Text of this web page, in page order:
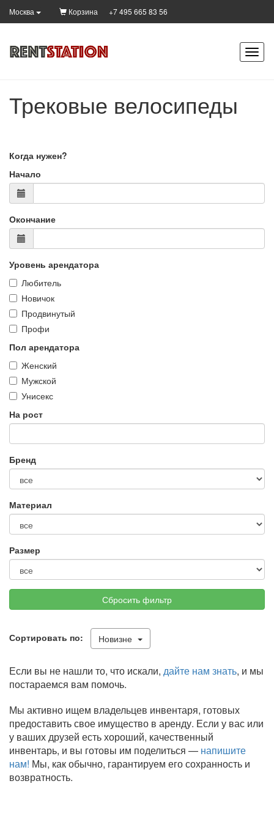
Москва Корзина +7 495 665 83 56
Трековые велосипеды
Когда нужен?
Начало
Окончание
Уровень арендатора
Любитель
Новичок
Продвинутый
Профи
Пол арендатора
Женский
Мужской
Унисекс
На рост
Бренд
Материал
Размер
Сбросить фильтр
Сортировать по: Новизне
Если вы не нашли то, что искали, дайте нам знать, и мы
постараемся вам помочь.
Мы активно ищем владельцев инвентаря, готовых
предоставить свое имущество в аренду. Если у вас или
у ваших друзей есть хороший, качественный
инвентарь, и вы готовы им поделиться — напишите
нам! Мы, как обычно, гарантируем его сохранность и
возвратность.